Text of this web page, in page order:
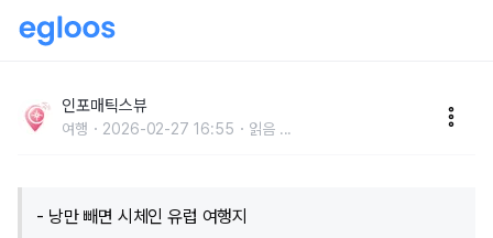
인포매틱스뷰
여행 2026-02-27 16:55 읽음 ...
- 낭만 빼면 시체인 유럽 여행지